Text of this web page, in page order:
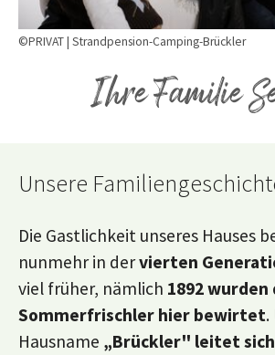
©PRIVAT | Strandpension-Camping-Brückler
Ihre Familie
Unsere
Die Gastlichkeit unseres Hauses
nunmehr in dervierten
viel früher, nämlich 1892
Sommerfrischler hier bewirtet.
Hausname „Brückler" leitet